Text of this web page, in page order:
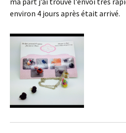
environ 4 jours après était arrivé.